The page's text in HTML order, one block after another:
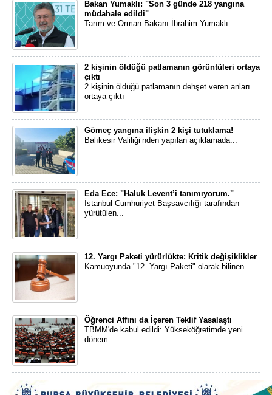
Bakan Yumaklı: "Son 3 günde 218 yangına
müdahale edildi"
Tarım ve Orman Bakanı İbrahim Yumaklı...
2 kişinin öldüğü patlamanın görüntüleri ortaya
çıktı
2 kişinin öldüğü patlamanın dehşet veren anları
ortaya çıktı
Gömeç yangına ilişkin 2 kişi tutuklama!
Balıkesir Valiliği’nden yapılan açıklamada...
Eda Ece: "Haluk Levent’i tanımıyorum."
İstanbul Cumhuriyet Başsavcılığı tarafından
yürütülen...
12. Yargı Paketi yürürlükte: Kritik değişiklikler
Kamuoyunda "12. Yargı Paketi" olarak bilinen...
Öğrenci Affını da İçeren Teklif Yasalaştı
TBMM'de kabul edildi: Yükseköğretimde yeni
dönem